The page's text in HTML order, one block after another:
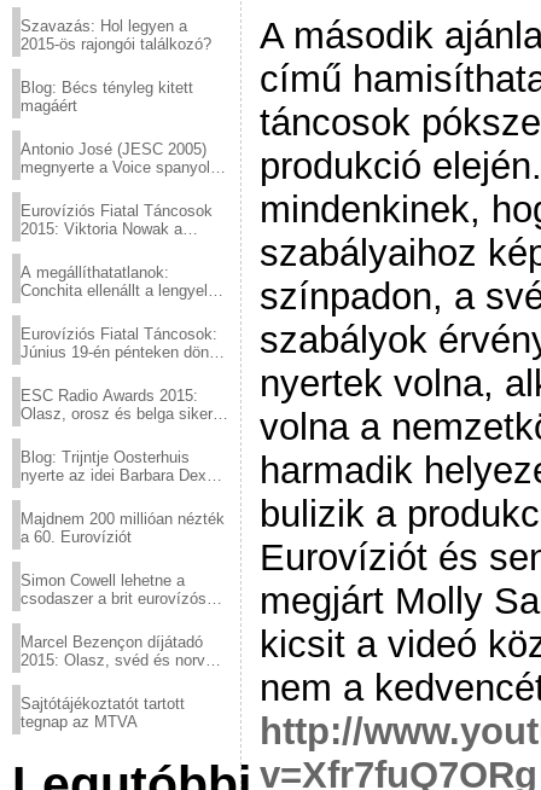
Szavazás: Hol legyen a
2015-ös rajongói találkozó?
Blog: Bécs tényleg kitett
magáért
Antonio José (JESC 2005)
megnyerte a Voice spanyol
Eurovíziós Fiatal Táncosok
2015: Viktoria Nowak a
A megállíthatatlanok:
Conchita ellenállt a lengyel
Eurovíziós Fiatal Táncosok:
Június 19-én pénteken döntő
ESC Radio Awards 2015:
Olasz, orosz és belga siker,
Blog: Trijntje Oosterhuis
nyerte az idei Barbara Dex
Majdnem 200 millióan nézték
a 60. Eurovíziót
Simon Cowell lehetne a
csodaszer a brit eurovízós
Marcel Bezençon díjátadó
2015: Olasz, svéd és norvég
Sajtótájékoztatót tartott
tegnap az MTVA
A második
című
táncosok
produkció
mindenkinek,
szabályaihoz
színpadon, a
szabályok
nyertek volna,
volna a
harmadik
bulizik a
Eurovíziót és
megjárt Molly
kicsit a videó
nem a
http://
v=Xfr7fuQ7ORg